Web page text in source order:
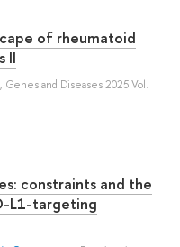
of rheumatoid
II
, Genes and Diseases 2025 Vol.
constraints and the
L1-targeting